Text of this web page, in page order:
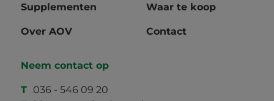
Supplementen
Over AOV
Waar te koop
Contact
Neem contact op
T 036 - 546 09 20